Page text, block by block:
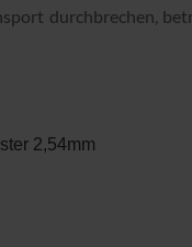
durchbrechen,
2,54mm